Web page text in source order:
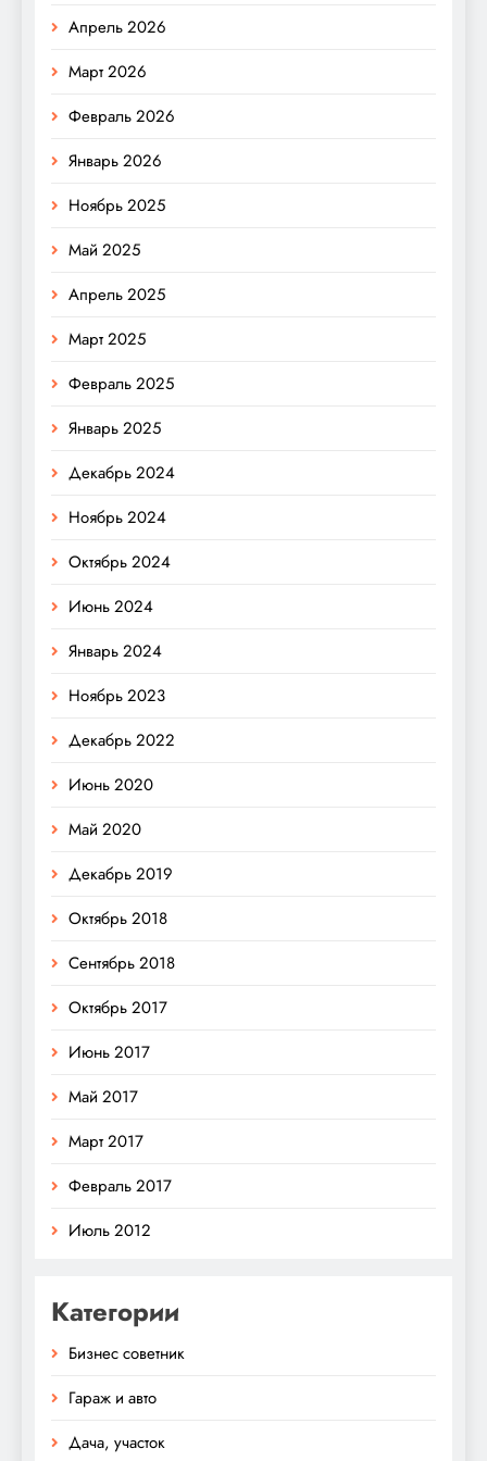
Апрель 2026
Март 2026
Февраль 2026
Январь 2026
Ноябрь 2025
Май 2025
Апрель 2025
Март 2025
Февраль 2025
Январь 2025
Декабрь 2024
Ноябрь 2024
Октябрь 2024
Июнь 2024
Январь 2024
Ноябрь 2023
Декабрь 2022
Июнь 2020
Май 2020
Декабрь 2019
Октябрь 2018
Сентябрь 2018
Октябрь 2017
Июнь 2017
Май 2017
Март 2017
Февраль 2017
Июль 2012
Категории
Бизнес советник
Гараж и авто
Дача, участок